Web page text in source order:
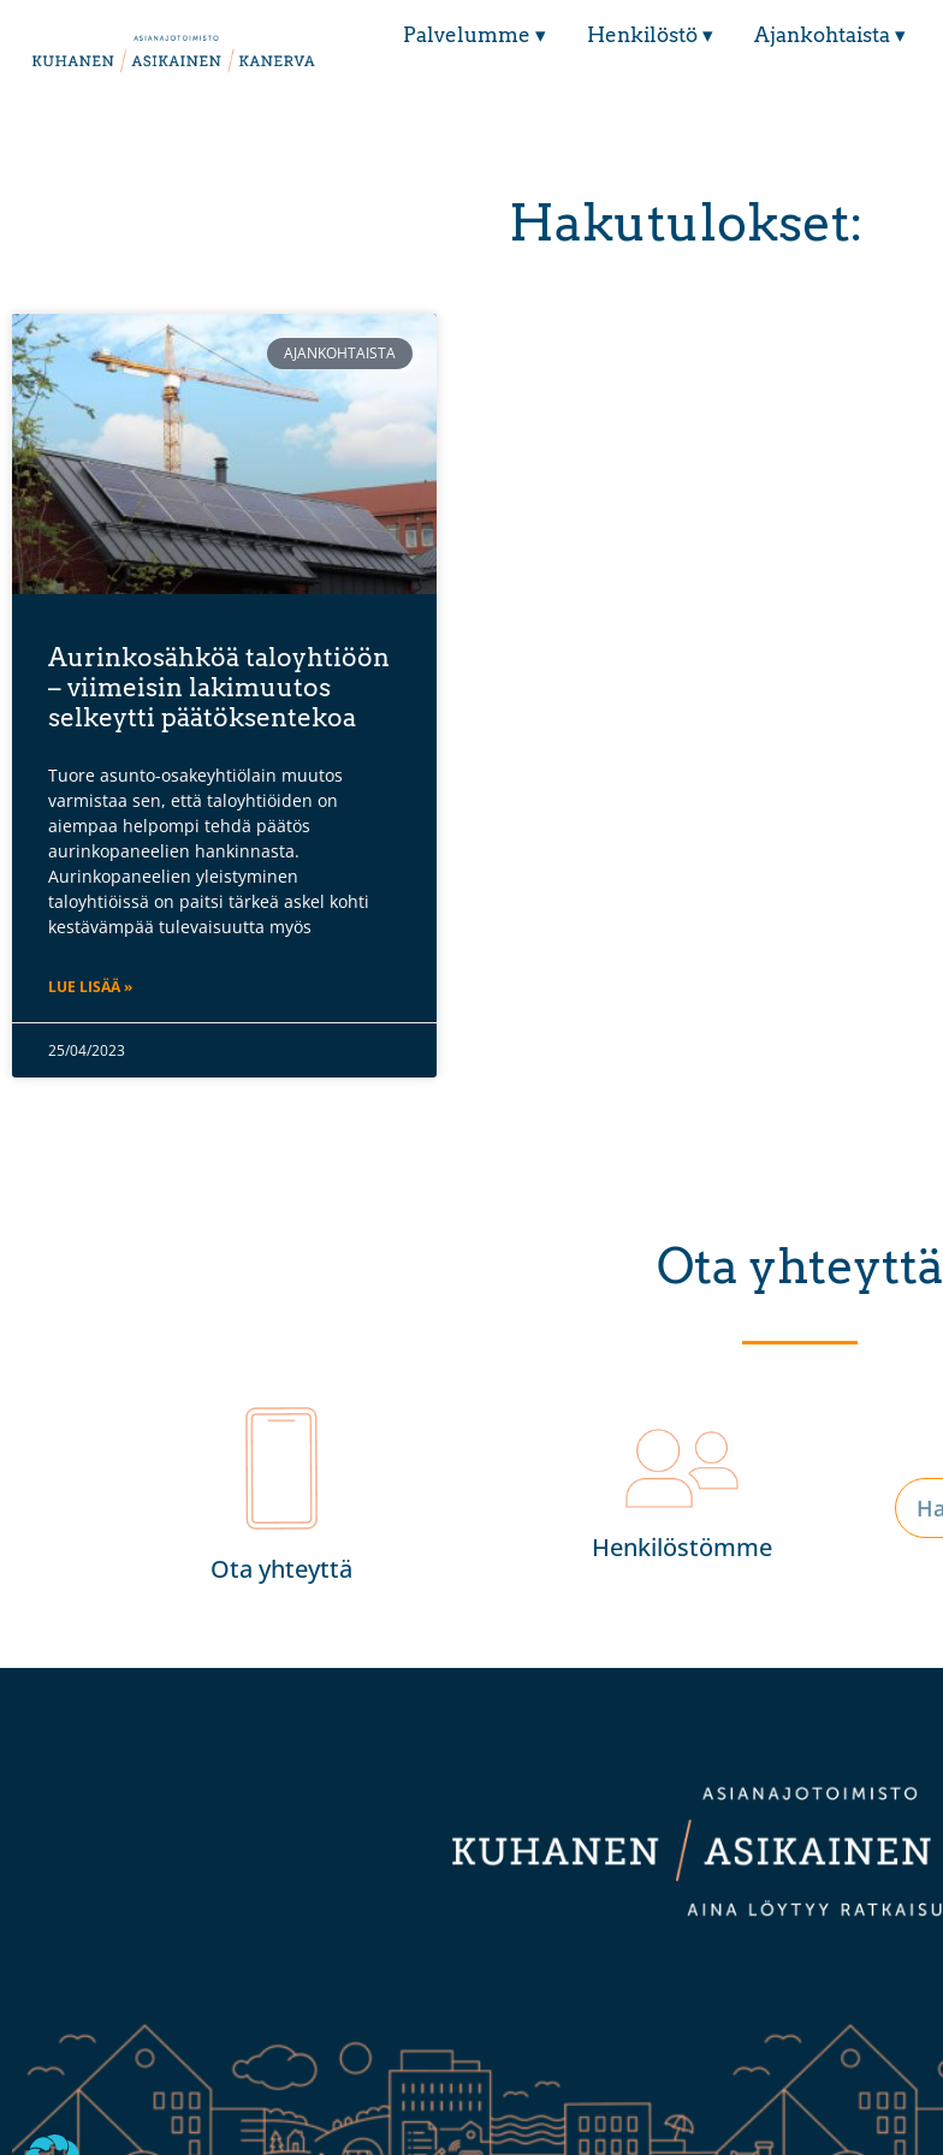
Palvelumme ▾ Henkilöstö ▾ Ajankohtaista ▾
Hakutulokset:
AJANKOHTAISTA
Aurinkosähköä taloyhtiöön
– viimeisin lakimuutos
selkeytti päätöksentekoa
Tuore asunto-osakeyhtiölain muutos
varmistaa sen, että taloyhtiöiden on
aiempaa helpompi tehdä päätös
aurinkopaneelien hankinnasta.
Aurinkopaneelien yleistyminen
taloyhtiöissä on paitsi tärkeä askel kohti
kestävämpää tulevaisuutta myös
LUE LISÄÄ »
25/04/2023
Ota yhteyttä
Ota yhteyttä
Henkilöstömme